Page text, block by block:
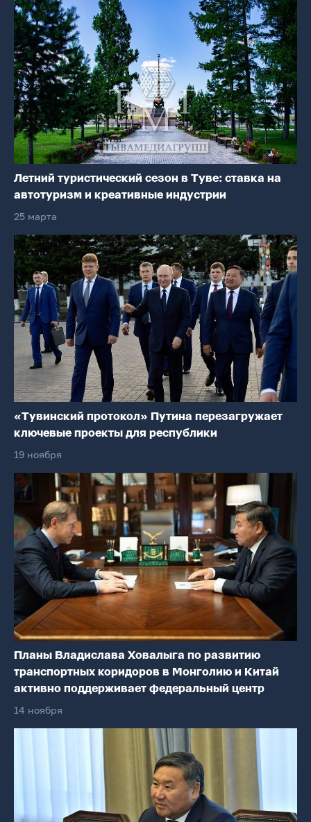
Летний туристический сезон в Туве: ставка на
автотуризм и креативные индустрии
25 марта
«Тувинский протокол» Путина перезагружает
ключевые проекты для республики
19 ноября
Планы Владислава Ховалыга по развитию
транспортных коридоров в Монголию и Китай
активно поддерживает федеральный центр
14 ноября